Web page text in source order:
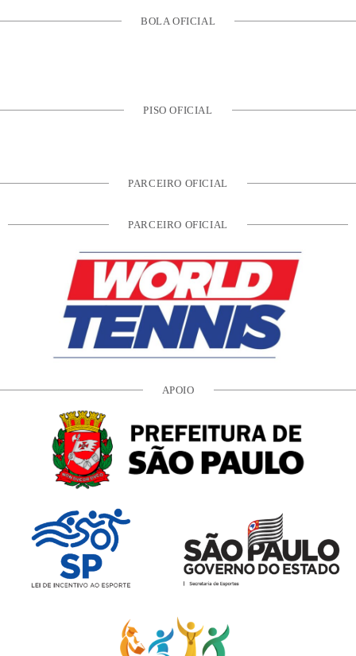
BOLA OFICIAL
PISO OFICIAL
PARCEIRO OFICIAL
PARCEIRO OFICIAL
APOIO